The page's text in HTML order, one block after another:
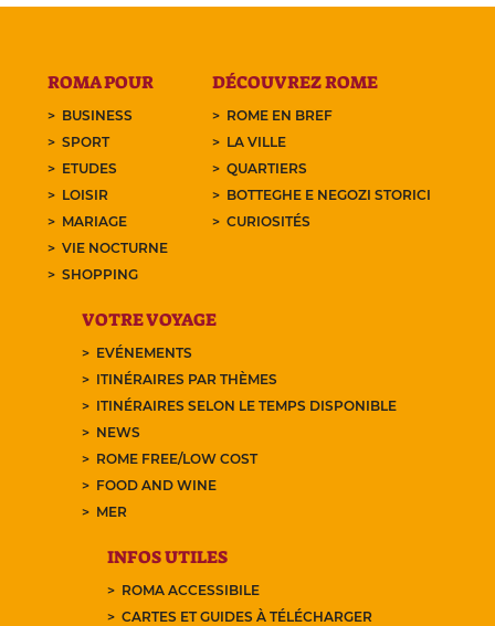
ROMA POUR
BUSINESS
SPORT
ETUDES
LOISIR
MARIAGE
VIE NOCTURNE
SHOPPING
DÉCOUVREZ ROME
ROME EN BREF
LA VILLE
QUARTIERS
BOTTEGHE E NEGOZI STORICI
CURIOSITÉS
VOTRE VOYAGE
EVÉNEMENTS
ITINÉRAIRES PAR THÈMES
ITINÉRAIRES SELON LE TEMPS DISPONIBLE
NEWS
ROME FREE/LOW COST
FOOD AND WINE
MER
INFOS UTILES
ROMA ACCESSIBILE
CARTES ET GUIDES À TÉLÉCHARGER